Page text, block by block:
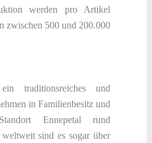
werden pro Artikel
zwischen 500 und 200.000
traditionsreiches und
in Familienbesitz und
Ennepetal rund
sind es sogar über